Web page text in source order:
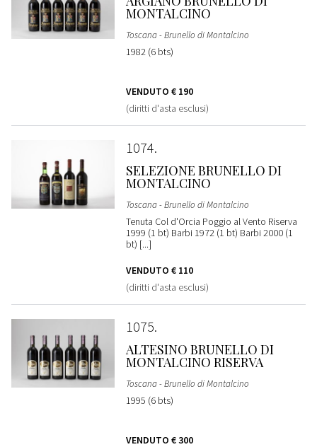
MONTALCINO
Toscana - Brunello di Montalcino
1982 (6 bts)
VENDUTO € 190
(diritti d'asta esclusi)
1074
SELEZIONE BRUNELLO DI
MONTALCINO
Toscana - Brunello di Montalcino
Tenuta Col d'Orcia Poggio al Vento Riserva
1999 (1 bt) Barbi 1972 (1 bt) Barbi 2000 (1
bt) [...]
VENDUTO € 110
(diritti d'asta esclusi)
1075
ALTESINO BRUNELLO DI
MONTALCINO RISERVA
Toscana - Brunello di Montalcino
1995 (6 bts)
VENDUTO € 300